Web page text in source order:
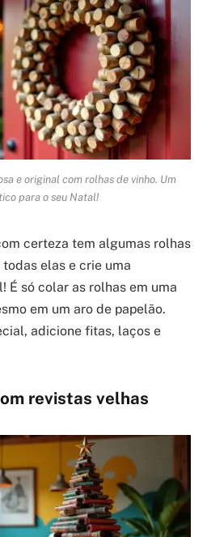
e original com rolhas de vinho. Um
para o seu Natal!
certeza tem algumas rolhas
elas e crie uma
É só colar as rolhas em uma
em um aro de papelão.
adicione fitas, laços e
revistas velhas